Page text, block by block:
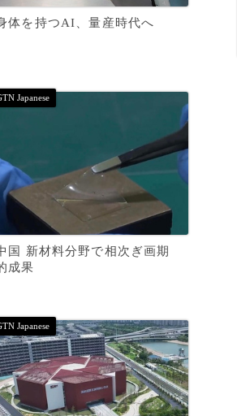
体を持つAI、量産時代へ
国 新材料分野で相次ぎ画期
成果